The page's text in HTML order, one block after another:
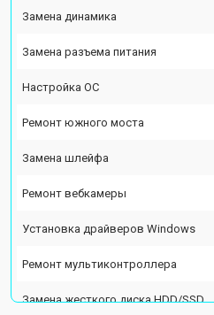
Замена динамика
Замена разъема питания
Настройка ОС
Ремонт южного моста
Замена шлейфа
Ремонт вебкамеры
Установка драйверов Windows
Ремонт мультиконтроллера
Замена жесткого диска HDD/SSD